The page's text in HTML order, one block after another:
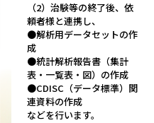
（2）治験等の終了後、依
頼者様と連携し、
●解析用データセットの作
成
●統計解析報告書（集計
表・一覧表・図）の作成
●CDISC（データ標準）関
連資料の作成
などを行います。